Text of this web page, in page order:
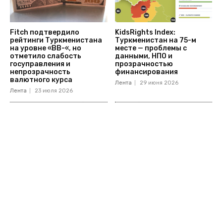
Fitch подтвердило
рейтинги Туркменистана
на уровне «BB-«, но
отметило слабость
госуправления и
непрозрачность
валютного курса
Лента 23 июля 2026
KidsRights Index:
Туркменистан на 75-м
месте — проблемы с
данными, НПО и
прозрачностью
финансирования
Лента 29 июня 2026